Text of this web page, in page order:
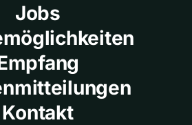
Jobs
Kontakt